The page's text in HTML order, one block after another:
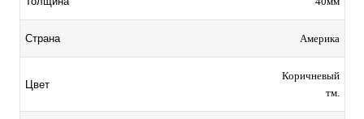
Страна Америка
Цвет
Коричневый
тм.